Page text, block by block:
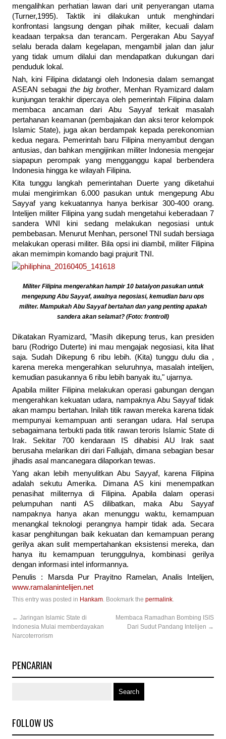
mengalihkan perhatian lawan dari unit penyerangan utama
(Turner,1995). Taktik ini dilakukan untuk menghindari
konfrontasi langsung dengan pihak militer, kecuali dalam
keadaan terpaksa dan terancam. Pergerakan Abu Sayyaf
selalu berada dalam kegelapan, mengambil jalan dan jalur
yang tidak umum dilalui dan mendapatkan dukungan dari
penduduk lokal.
Nah, kini Filipina didatangi oleh Indonesia dalam semangat
ASEAN sebagai the big brother, Menhan Ryamizard dalam
kunjungan terakhir dipercaya oleh pemerintah Filipina dalam
membaca ancaman dari Abu Sayyaf terkait masalah
pertahanan keamanan (pembajakan dan aksi teror kelompok
Islamic State), juga akan berdampak kepada perekonomian
kedua negara. Pemerintah baru Filipina menyambut dengan
antusias, dan bahkan mengijinkan militer Indonesia mengejar
siapapun perompak yang mengganggu kapal berbendera
Indonesia hingga ke wilayah Filipina.
Kita tunggu langkah pemerintahan Duerte yang diketahui
mulai mengirimkan 6.000 pasukan untuk mengepung Abu
Sayyaf yang kekuatannya hanya berkisar 300-400 orang.
Intelijen militer Filipina yang sudah mengetahui keberadaan 7
sandera WNI kini sedang melakukan negosiasi untuk
pembebasan. Menurut Menhan, personel TNI sudah bersiaga
melakukan operasi militer. Bila opsi ini diambil, militer Filipina
akan memimpin komando bagi prajurit TNI.
Militer Filipina mengerahkan hampir 10 batalyon pasukan untuk
mengepung Abu Sayyaf, awalnya negosiasi, kemudian baru ops
militer. Mampukah Abu Sayyaf bertahan dan yang penting apakah
sandera akan selamat? (Foto: frontroll)
Dikatakan Ryamizard, "Masih dikepung terus, kan presiden
baru (Rodrigo Duterte) ini mau mengajak negosiasi, kita lihat
saja. Sudah Dikepung 6 ribu lebih. (Kita) tunggu dulu dia ,
karena mereka mengerahkan seluruhnya, masalah intelijen,
kemudian pasukannya 6 ribu lebih banyak itu," ujarnya.
Apabila militer Filipina melakukan operasi gabungan dengan
mengerahkan kekuatan udara, nampaknya Abu Sayyaf tidak
akan mampu bertahan. Inilah titik rawan mereka karena tidak
mempunyai kemampuan anti serangan udara. Hal serupa
sebagaimana terbukti pada titik rawan teroris Islamic State di
Irak. Sekitar 700 kendaraan IS dihabisi AU Irak saat
berusaha melarikan diri dari Fallujah, dimana sebagian besar
jihadis asal mancanegara dilaporkan tewas.
Yang akan lebih menyulitkan Abu Sayyaf, karena Filipina
adalah sekutu Amerika. Dimana AS kini menempatkan
penasihat militernya di Filipina. Apabila dalam operasi
pelumpuhan nanti AS dilibatkan, maka Abu Sayyaf
nampaknya hanya akan menunggu waktu, kemampuan
menangkal teknologi perangnya hampir tidak ada. Secara
kasar penghitungan baik kekuatan dan kemampuan perang
gerilya akan sulit mempertahankan eksistensi mereka, dan
hanya itu kemampuan terunggulnya, kombinasi gerilya
dengan informasi intel informannya.
Penulis : Marsda Pur Prayitno Ramelan, Analis Intelijen,
www.ramalanintelijen.net
This entry was posted in Hankam . Bookmark the permalink
← Jaringan Islamic State di
Indonesia Mulai memberdayakan
Narcoterrorism
Membaca Ramadhan Bombing ISIS
Dari Sudut Pandang Intelijen →
PENCARIAN
FOLLOW US